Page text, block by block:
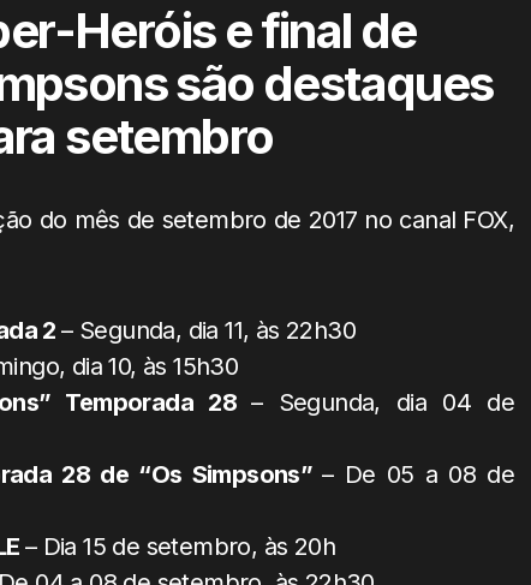
Heróis e final de
são destaques
setembro
do mês de setembro de 2017 no canal FOX,
2– Segunda, dia 11, às 22h30
dia 10, às 15h30
Temporada 28– Segunda, dia 04 de
28 de “Os Simpsons”– De 05 a 08 de
– Dia 15 de setembro, às 20h